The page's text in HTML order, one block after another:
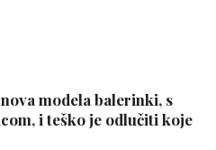
modela balerinki, s
i teško je odlučiti koje